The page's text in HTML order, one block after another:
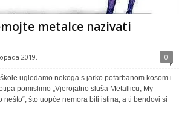
metalce nazivati
2019. 0
ugledamo nekoga s jarko pofarbanom kosom i
pomislimo „Vjerojatno sluša Metallicu, My
što uopće nemora biti istina, a ti bendovi si